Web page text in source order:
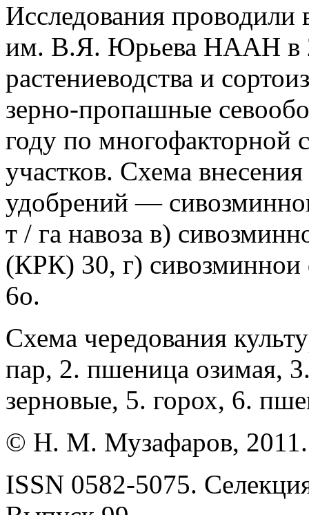
Исследования проводили
им. В.Я. Юрьева НААН в
растениеводства и
зерно-пропашные
году по многофакторной
участков. Схема
удобрений —
т / га навоза в)
(КРК) 30, г)
6о.
Схема чередования
пар, 2. пшеница озимая,
зерновые, 5. горох, 6.
© Н. М. Музафаров, 2011.
ISSN 0582-5075.